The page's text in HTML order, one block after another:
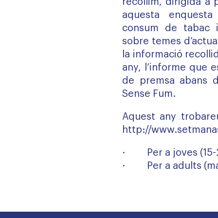
recollim, dirigida a
aquesta
consum de tabac
sobre temes
la informació
any, l’informe que
de premsa abans
Sense Fum.
Aquest any
http://
·
Per a joves
·
Per a adults